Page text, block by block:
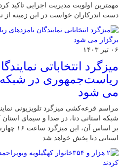
مهمترین اولویت مدیریت اجرایی تاکید
دست اندرکاران خواست در این زمینه از
۰۶ تیر ۱۴۰۳
میزگرد انتخاباتی
ریاست‌جمهوری در شبکه
می شود
مراسم قرعه‌کشی میزگرد تلویزیونی
شبکه استانی دنا، در صدا و سیمای استان
بر اساس
استانی دنا پخش خواهد شد.